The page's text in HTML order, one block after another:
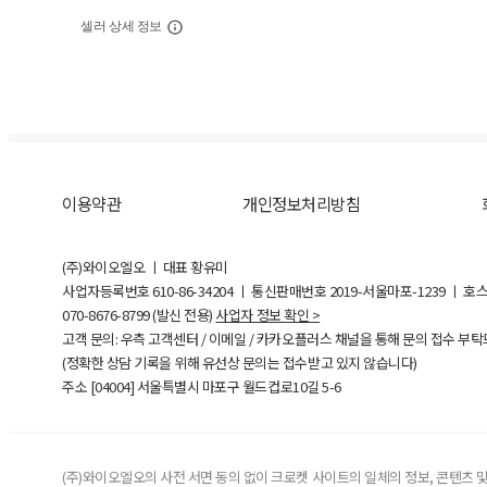
셀러 상세 정보
이용약관 개인정보처리방침
(주)와이오엘오 ㅣ 대표 황유미
사업자등록번호610-86-34204ㅣ 통신판매번호 2019-서울마포-1239 ㅣ 호
070-8676-8799 (발신 전용) 사업자 정보 확인 >
고객 문의: 우측 고객센터 / 이메일 / 카카오플러스 채널을 통해 문의 접수 부
(정확한 상담 기록을 위해 유선상 문의는 접수받고 있지 않습니다)
주소 [04004] 서울특별시 마포구 월드컵로10길5-6
(주)와이오엘오의 사전 서면 동의 없이 크로켓 사이트의 일체의 정보, 콘텐츠